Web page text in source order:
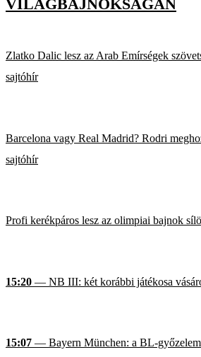
VILÁGBAJNOKSÁGÁN
Zlatko Dalic lesz az Arab Emírségek
sajtóhír
Barcelona vagy Real Madrid? Rodri
sajtóhír
Profi kerékpáros lesz az olimpiai bajnok
15:20 — NB III: két korábbi játékosa
15:07 — Bayern München: a BL-